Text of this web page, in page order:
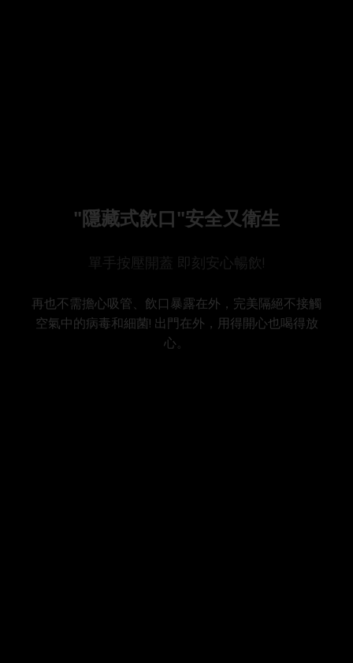
"隱藏式飲口"安全又衛生
單手按壓開蓋 即刻安心暢飲!
再也不需擔心吸管、飲口暴露在外，完美隔絕不接觸
空氣中的病毒和細菌! 出門在外，用得開心也喝得放
心。